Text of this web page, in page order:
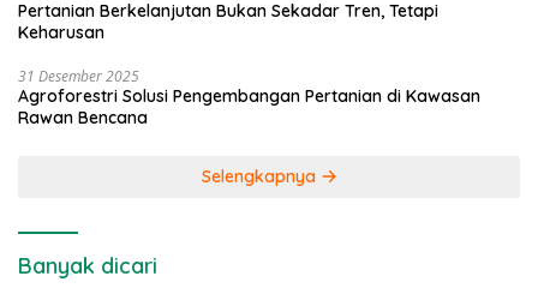
Pertanian Berkelanjutan Bukan Sekadar Tren, Tetapi
Keharusan
31 Desember 2025
Agroforestri Solusi Pengembangan Pertanian di Kawasan
Rawan Bencana
Selengkapnya
Banyak dicari